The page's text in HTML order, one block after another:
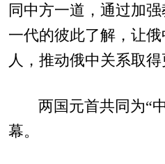
同中方一道，通过加
一代的彼此了解，让
人，推动俄中关系取得
两国元首共同为“
幕。